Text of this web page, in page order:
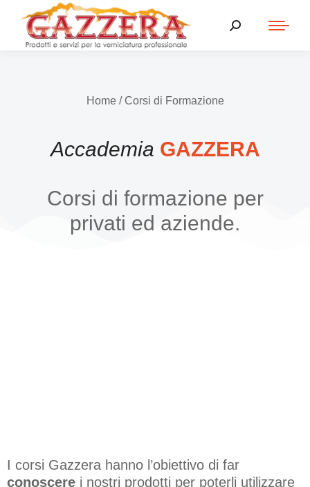
Home/ Corsi di Formazione
Accademia GAZZERA
Corsi di formazione per
privati ed aziende.
I corsi Gazzera hanno l’obiettivo di far
conoscere i nostri prodotti per poterli utilizzare